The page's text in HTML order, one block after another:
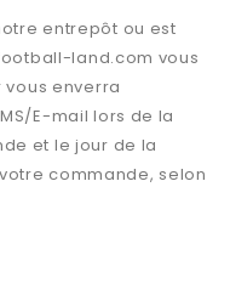
entrepôt ou est
land.com vous
enverra
E-mail lors de la
et le jour de la
commande, selon